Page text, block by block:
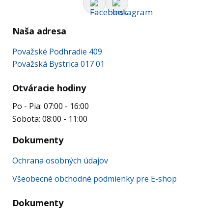
Naša adresa
Považské Podhradie 409
Považská Bystrica 017 01
Otváracie hodiny
Po - Pia: 07:00 - 16:00
Sobota: 08:00 - 11:00
Dokumenty
Ochrana osobných údajov
Všeobecné obchodné podmienky pre E-shop
Dokumenty